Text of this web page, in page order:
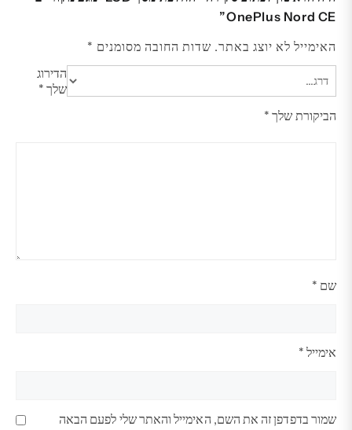
OnePlus Nord CE”
האימייל לא יוצג באתר. שדות החובה מסומנים *
הדירוג
שלך *
הביקורת שלך *
שם *
אימייל *
שמור בדפדפן זה את השם, האימייל והאתר שלי לפעם הבאה